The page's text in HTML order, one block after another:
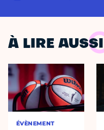
À LIRE AUSSI
ÉVÈNEMENT